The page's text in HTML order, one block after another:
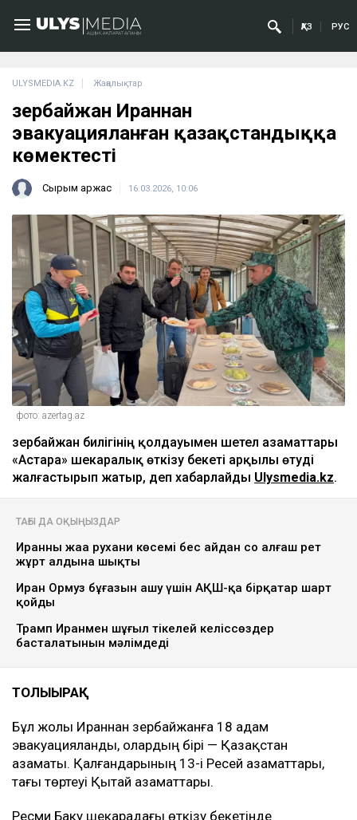
ҚАЗ РУС
ULYSMEDIA.KZ Жаңалықтар
Әзербайжан Ираннан
эвакуацияланған қазақстандыққа
көмектесті
Сырым Қаржас 16.03.2026, 10:06
фото: azertag.az
Әзербайжан билігінің қолдауымен шетел азаматтары
«Астара» шекаралық өткізу бекеті арқылы өтуді
жалғастырып жатыр, деп хабарлайды Ulysmedia.kz.
ТАҒЫ ДА ОҚЫҢЫЗДАР
Иранның жаңа рухани көсемі бес айдан соң алғаш рет
жұрт алдына шықты
Иран Ормуз бұғазын ашу үшін АҚШ-қа бірқатар шарт
қойды
Трамп Иранмен шұғыл тікелей келіссөздер
басталатынын мәлімдеді
ТОЛЫҒЫРАҚ
Бұл жолы Ираннан Әзербайжанға 18 адам
эвакуацияланды, олардың бірі — Қазақстан
азаматы. Қалғандарының 13-і Ресей азаматтары,
тағы төртеуі Қытай азаматтары.
Ресми Баку шекарадағы өткізу бекетінде